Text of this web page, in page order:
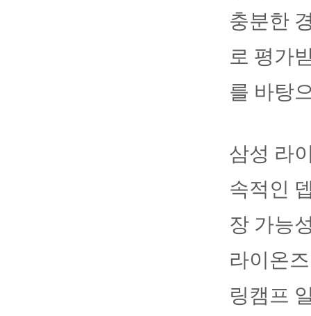
충분한
로 평가
를 바탕
삼성 라
속적인
장 가능
라이온
링캠프